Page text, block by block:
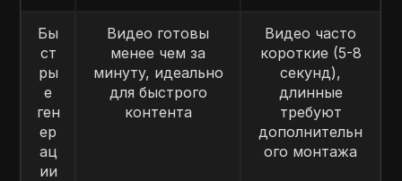
Бы
ст
ры
е
ген
ер
ац
ии
Видео готовы
менее чем за
минуту, идеально
для быстрого
контента
Видео часто
короткие (5-8
секунд),
длинные
требуют
дополнительн
ого монтажа